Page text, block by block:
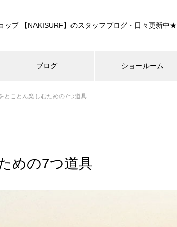
ップ 【NAKISURF】のスタッフブログ・日々更新中★
ブログ ショールーム
とことん楽しむための7つ道具
めの7つ道具